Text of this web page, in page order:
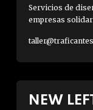
Servicios de
empresas
NEW